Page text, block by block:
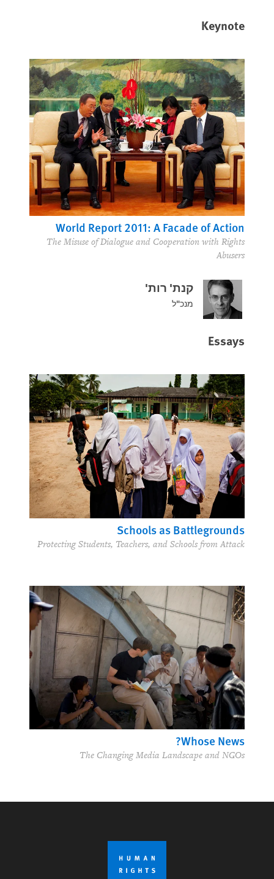
Keynote
World Report 2011: A Facade of Action
The Misuse of Dialogue and Cooperation with Rights
Abusers
קנת' רות'
מנכ"ל
Essays
Schools as Battlegrounds
Protecting Students, Teachers, and Schools from Attack
Whose News?
The Changing Media Landscape and NGOs